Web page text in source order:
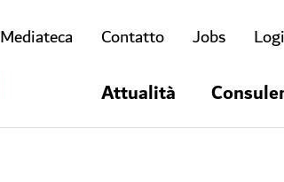
Mediateca Contatto Jobs
Attualità